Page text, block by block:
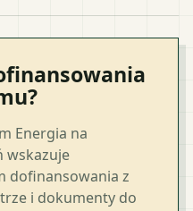
Energia na
wskazuje
dofinansowania z
i dokumenty do